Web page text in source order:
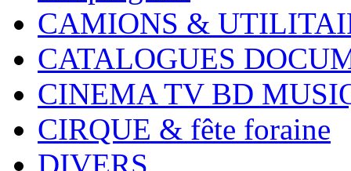
CAMIONS &
CATALOGUES
CINEMA TV BD
CIRQUE & fête foraine
DIVERS